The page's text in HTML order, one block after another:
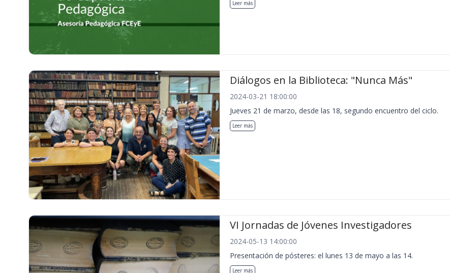
Leer más
Diálogos en la Biblioteca: "Nunca Más"
2024-03-21 18:00:00
Jueves 21 de marzo, desde las 18, segundo encuentro del ciclo.
Leer más
VI Jornadas de Jóvenes Investigadores
2024-05-13 14:00:00
Presentación de pósteres: el lunes 13 de mayo a las 14.
Leer más